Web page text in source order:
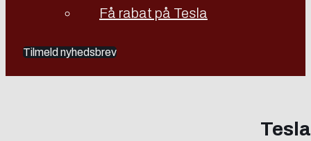
Få rabat på Tesla
Tilmeld nyhedsbrev